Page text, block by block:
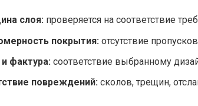
слоя: проверяется на соответствие
покрытия: отсутствие
фактура: соответствие выбранному
повреждений: сколов, трещин,